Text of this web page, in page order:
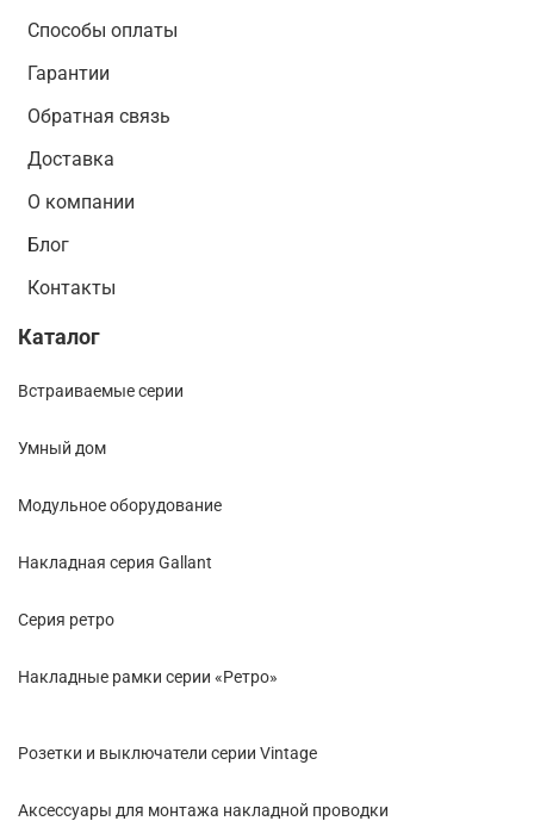
Способы оплаты
Гарантии
Обратная связь
Доставка
О компании
Блог
Контакты
Каталог
Встраиваемые серии
Умный дом
Модульное оборудование
Накладная серия Gallant
Cерия ретро
Накладные рамки серии «Ретро»
Розетки и выключатели серии Vintage
Аксессуары для монтажа накладной проводки